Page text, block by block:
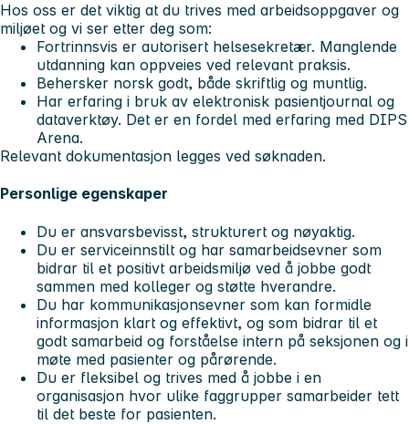
Hos oss er det viktig at du trives med arbeidsoppgaver og
miljøet og vi ser etter deg som:
Fortrinnsvis er autorisert helsesekretær. Manglende
utdanning kan oppveies ved relevant praksis.
Behersker norsk godt, både skriftlig og muntlig.
Har erfaring i bruk av elektronisk pasientjournal og
dataverktøy. Det er en fordel med erfaring med DIPS
Arena.
Relevant dokumentasjon legges ved søknaden.
Personlige egenskaper
Du er ansvarsbevisst, strukturert og nøyaktig.
Du er serviceinnstilt og har samarbeidsevner som
bidrar til et positivt arbeidsmiljø ved å jobbe godt
sammen med kolleger og støtte hverandre.
Du har kommunikasjonsevner som kan formidle
informasjon klart og effektivt, og som bidrar til et
godt samarbeid og forståelse intern på seksjonen og i
møte med pasienter og pårørende.
Du er fleksibel og trives med å jobbe i en
organisasjon hvor ulike faggrupper samarbeider tett
til det beste for pasienten.